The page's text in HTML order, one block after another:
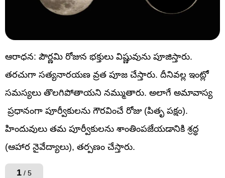
ఆరాధన: పౌర్ణమి రోజున భక్తులు విష్ణువును పూజిస్తారు.
తరచుగా సత్యనారయణ వ్రత పూజ చేస్తారు. దీనివల్ల ఇంట్లో
సమస్యలు తొలగిపోతాయని నమ్ముతారు. అలాగే అమావాస్య
ప్రధానంగా పూర్వీకులను గౌరవించే రోజు (పితృ పక్షం).
హిందువులు తమ పూర్వీకులను శాంతింపజేయడానికి శ్రద్ధ
(ఆహార నైవేద్యాలు), తర్పణం చేస్తారు.
1 / 5